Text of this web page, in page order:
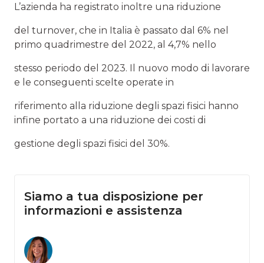
L’azienda ha registrato inoltre una riduzione
del turnover, che in Italia è passato dal 6% nel
primo quadrimestre del 2022, al 4,7% nello
stesso periodo del 2023. Il nuovo modo di lavorare
e le conseguenti scelte operate in
riferimento alla riduzione degli spazi fisici hanno
infine portato a una riduzione dei costi di
gestione degli spazi fisici del 30%.
Siamo a tua disposizione per
informazioni e assistenza